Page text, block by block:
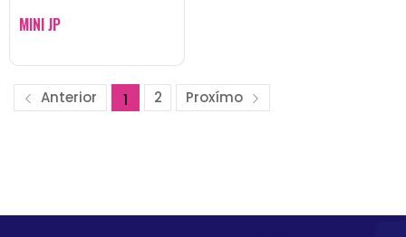
MINI JP
Anterior 1 2 Proxímo